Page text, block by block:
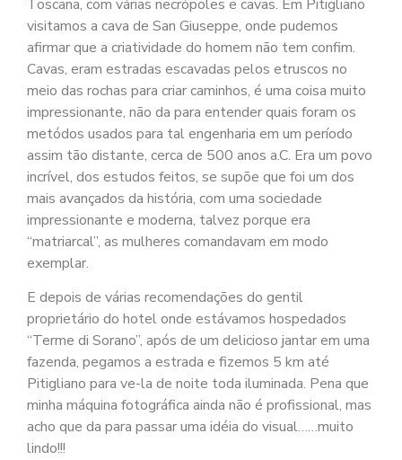
Toscana, com várias necrópoles e cavas. Em Pitigliano
visitamos a cava de San Giuseppe, onde pudemos
afirmar que a criatividade do homem não tem confim.
Cavas, eram estradas escavadas pelos etruscos no
meio das rochas para criar caminhos, é uma coisa muito
impressionante, não da para entender quais foram os
metódos usados para tal engenharia em um período
assim tão distante, cerca de 500 anos a.C. Era um povo
incrível, dos estudos feitos, se supõe que foi um dos
mais avançados da história, com uma sociedade
impressionante e moderna, talvez porque era
“matriarcal”, as mulheres comandavam em modo
exemplar.
E depois de várias recomendações do gentil
proprietário do hotel onde estávamos hospedados
“Terme di Sorano”, após de um delicioso jantar em uma
fazenda, pegamos a estrada e fizemos 5 km até
Pitigliano para ve-la de noite toda iluminada. Pena que
minha máquina fotográfica ainda não é profissional, mas
acho que da para passar uma idéia do visual……muito
lindo!!!